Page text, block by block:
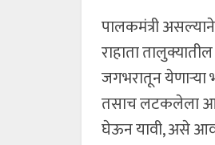
पालकमंत्री
राहाता
जगभरातून येणाऱ्या
तसाच लटकलेला आहे,
घेऊन यावी, असे